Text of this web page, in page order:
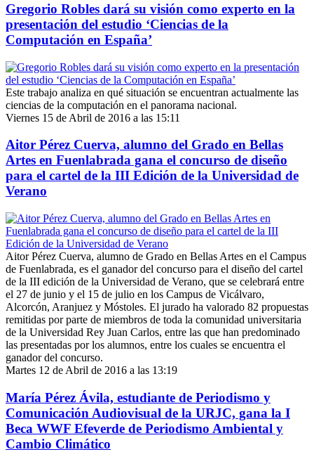
Gregorio Robles dará su visión como experto en la
presentación del estudio ‘Ciencias de la
Computación en España’
Este trabajo analiza en qué situación se encuentran actualmente las
ciencias de la computación en el panorama nacional.
Viernes 15 de Abril de 2016 a las 15:11
Aitor Pérez Cuerva, alumno del Grado en Bellas
Artes en Fuenlabrada gana el concurso de diseño
para el cartel de la III Edición de la Universidad de
Verano
Aitor Pérez Cuerva, alumno de Grado en Bellas Artes en el Campus
de Fuenlabrada, es el ganador del concurso para el diseño del cartel
de la III edición de la Universidad de Verano, que se celebrará entre
el 27 de junio y el 15 de julio en los Campus de Vicálvaro,
Alcorcón, Aranjuez y Móstoles. El jurado ha valorado 82 propuestas
remitidas por parte de miembros de toda la comunidad universitaria
de la Universidad Rey Juan Carlos, entre las que han predominado
las presentadas por los alumnos, entre los cuales se encuentra el
ganador del concurso.
Martes 12 de Abril de 2016 a las 13:19
María Pérez Ávila, estudiante de Periodismo y
Comunicación Audiovisual de la URJC, gana la I
Beca WWF Efeverde de Periodismo Ambiental y
Cambio Climático